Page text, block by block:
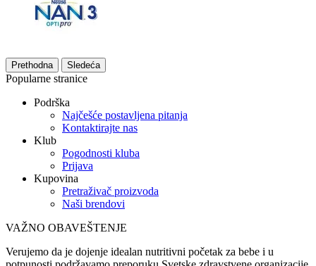
Prethodna Sledeća
Popularne stranice
Podrška
Najčešće postavljena pitanja
Kontaktirajte nas
Klub
Pogodnosti kluba
Prijava
Kupovina
Pretraživač proizvoda
Naši brendovi
VAŽNO OBAVEŠTENJE
Verujemo da je dojenje idealan nutritivni početak za bebe i u